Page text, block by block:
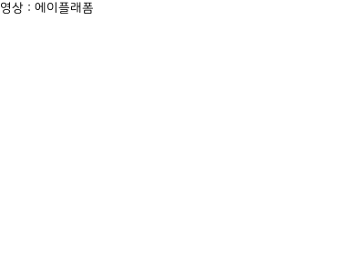
영상 : 에이플래폼